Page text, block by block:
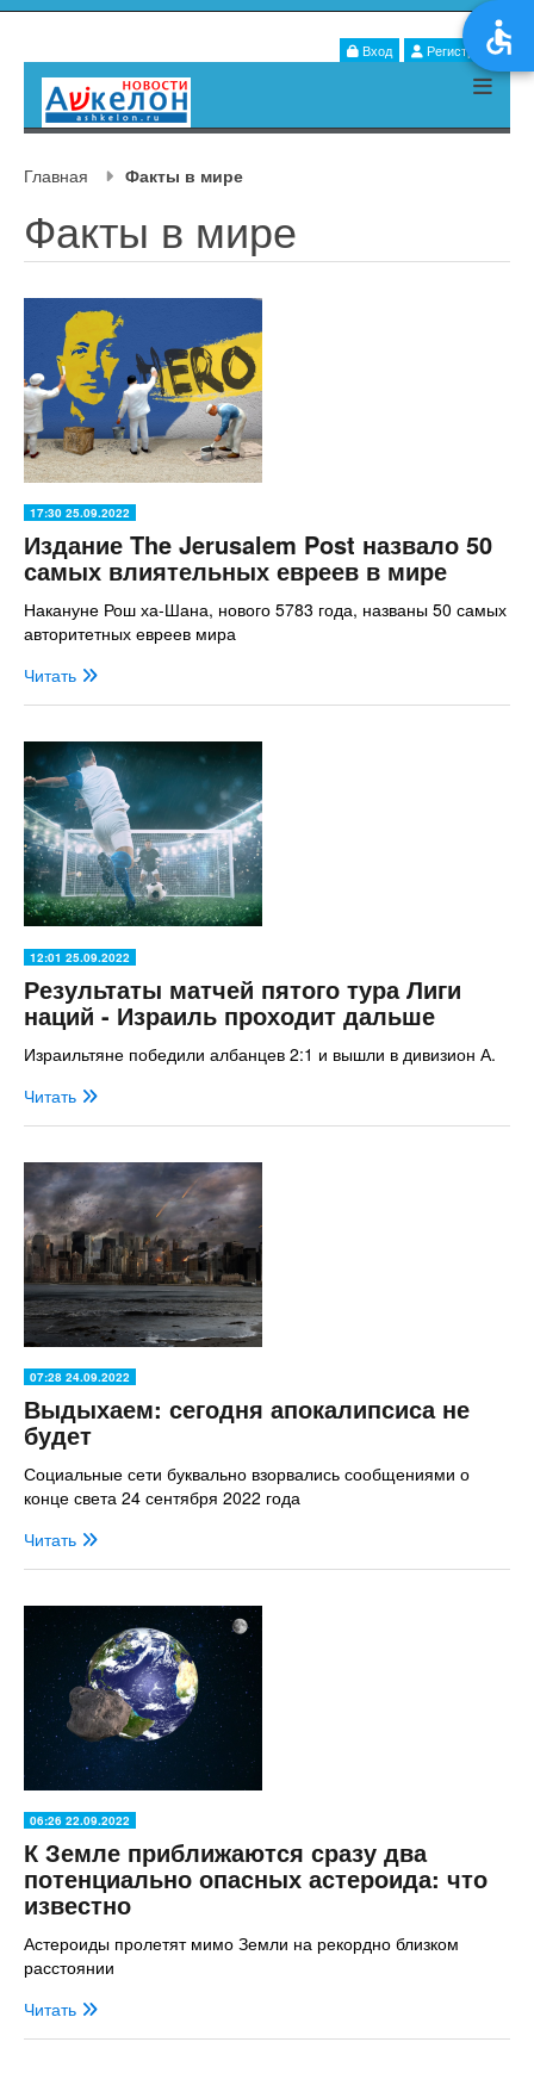
Вход Регистрация
Главная Факты в мире
Факты в мире
17:30 25.09.2022
Издание The Jerusalem Post назвало 50
самых влиятельных евреев в мире
Накануне Рош ха-Шана, нового 5783 года, названы 50 самых
авторитетных евреев мира
Читать
12:01 25.09.2022
Результаты матчей пятого тура Лиги
наций - Израиль проходит дальше
Израильтяне победили албанцев 2:1 и вышли в дивизион А.
Читать
07:28 24.09.2022
Выдыхаем: сегодня апокалипсиса не
будет
Социальные сети буквально взорвались сообщениями о
конце света 24 сентября 2022 года
Читать
06:26 22.09.2022
К Земле приближаются сразу два
потенциально опасных астероида: что
известно
Астероиды пролетят мимо Земли на рекордно близком
расстоянии
Читать